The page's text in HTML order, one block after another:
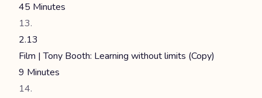
45 Minutes
2.13
Film | Tony Booth: Learning without limits (Copy)
9 Minutes